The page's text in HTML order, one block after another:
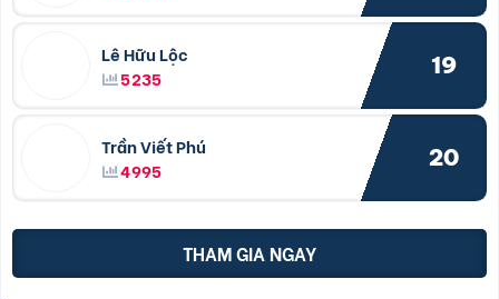
Lê Hữu Lộc
5235
19
Trần Viết Phú
4995
20
THAM GIA NGAY